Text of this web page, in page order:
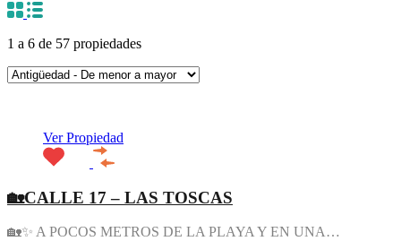
1 a 6 de 57 propiedades
Сучасне онлайн-казино має поєднувати широкий вибір ігор,
Viele Nutzer bevorzugen Plattformen, die eine große Spielauswahl
L’evoluzione dei casinò online punta sempre di più su funzionalità
Una piattaforma affidabile si distingue per stabilità, varietà e facilità
Ver Propiedad
🏡CALLE 17 – LAS TOSCAS
🏡✨ A POCOS METROS DE LA PLAYA Y EN UNA…